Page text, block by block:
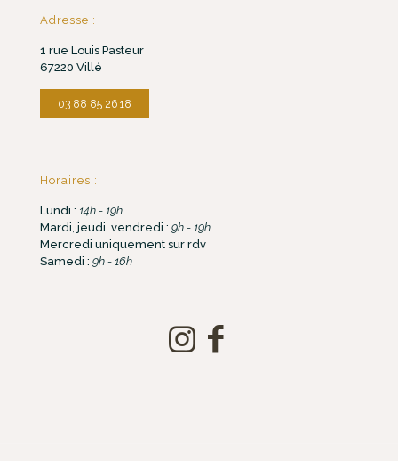
Adresse :
1 rue Louis Pasteur
67220 Villé
03 88 85 26 18
Horaires :
Lundi : 14h - 19h
Mardi, jeudi, vendredi : 9h - 19h
Mercredi uniquement sur rdv
Samedi : 9h - 16h